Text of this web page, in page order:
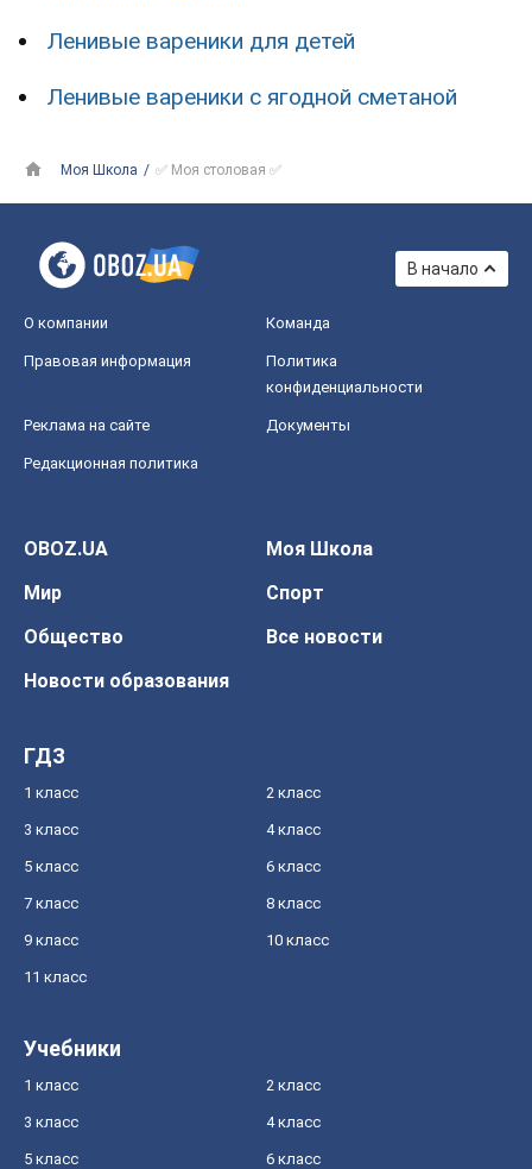
Ленивые вареники для детей
Ленивые вареники с ягодной сметаной
Моя Школа ✅ Моя столовая ✅
В начало
О компании Команда
Правовая информация
Политика
конфиденциальности
Реклама на сайте Документы
Редакционная политика
OBOZ.UA
Моя Школа
Мир
Спорт
Общество
Все новости
Новости образования
ГДЗ
1 класс 2 класс
3 класс 4 класс
5 класс 6 класс
7 класс 8 класс
9 класс 10 класс
11 класс
Учебники
1 класс 2 класс
3 класс 4 класс
5 класс 6 класс